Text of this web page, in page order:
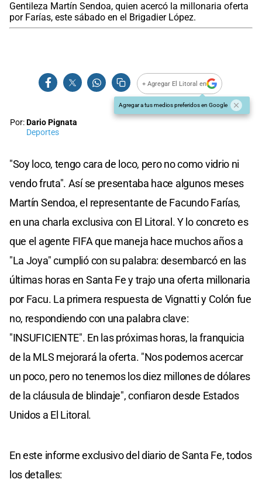
Gentileza Martín Sendoa, quien acercó la millonaria oferta
por Farías, este sábado en el Brigadier López.
+ Agregar El Litoral en
Agregar a tus medios preferidos en Google
Por:Dario Pignata
Deportes
"Soy loco, tengo cara de loco, pero no como vidrio ni
vendo fruta". Así se presentaba hace algunos meses
Martín Sendoa, el representante de Facundo Farías,
en una charla exclusiva con El Litoral. Y lo concreto es
que el agente FIFA que maneja hace muchos años a
"La Joya" cumplió con su palabra: desembarcó en las
últimas horas en Santa Fe y trajo una oferta millonaria
por Facu. La primera respuesta de Vignatti y Colón fue
no, respondiendo con una palabra clave:
"INSUFICIENTE". En las próximas horas, la franquicia
de la MLS mejorará la oferta. "Nos podemos acercar
un poco, pero no tenemos los diez millones de dólares
de la cláusula de blindaje", confiaron desde Estados
Unidos a El Litoral.
En este informe exclusivo del diario de Santa Fe, todos
los detalles: